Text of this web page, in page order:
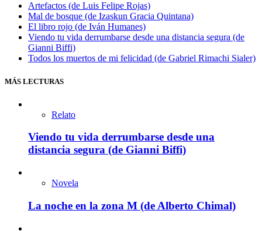
Artefactos (de Luis Felipe Rojas)
Mal de bosque (de Izaskun Gracia Quintana)
El libro rojo (de Iván Humanes)
Viendo tu vida derrumbarse desde una distancia segura (de
Gianni Biffi)
Todos los muertos de mi felicidad (de Gabriel Rimachi Sialer)
MÁS LECTURAS
Relato
Viendo tu vida derrumbarse desde una
distancia segura (de Gianni Biffi)
Novela
La noche en la zona M (de Alberto Chimal)